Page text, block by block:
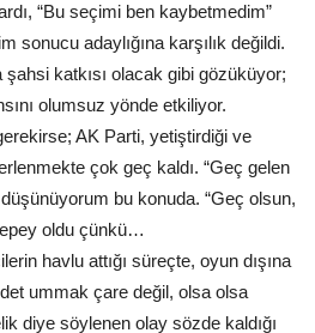
“Bu seçimi ben kaybetmedim”
sonucu adaylığına karşılık değildi.
katkısı olacak gibi gözüküyor;
olumsuz yönde etkiliyor.
AK Parti, yetiştirdiği ve
çok geç kaldı. “Geç gelen
bu konuda. “Geç olsun,
epey oldu çünkü…
havlu attığı süreçte, oyun dışına
ummak çare değil, olsa olsa
diye söylenen olay sözde kaldığı